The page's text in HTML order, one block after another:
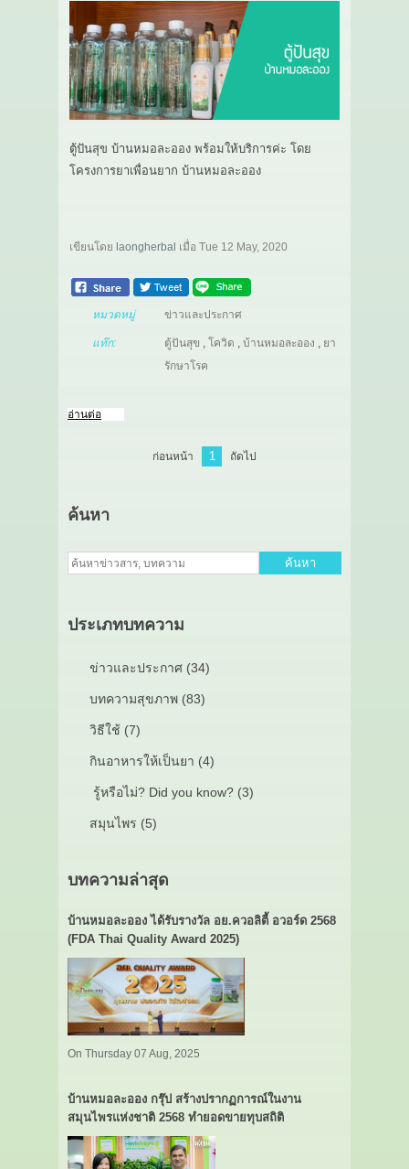
ตู้ปันสุข บ้านหมอละออง พร้อมให้บริการค่ะ โดย
โครงการยาเพื่อนยาก บ้านหมอละออง
เขียนโดย laongherbal เมื่อ Tue 12 May, 2020
หมวดหมู่ ข่าวและประกาศ
แท๊ก: ตู้ปันสุข โควิด บ้านหมอละออง
ยา
รักษาโรค
อ่านต่อ
ก่อนหน้า 1 ถัดไป
ค้นหา
ค้นหา
ประเภทบทความ
ข่าวและประกาศ (34)
บทความสุขภาพ (83)
วิธีใช้ (7)
กินอาหารให้เป็นยา (4)
รู้หรือไม่? Did you know? (3)
สมุนไพร (5)
บทความล่าสุด
บ้านหมอละออง ได้รับรางวัล อย.ควอลิตี้ อวอร์ด 2568
(FDA Thai Quality Award 2025)
On Thursday 07 Aug, 2025
บ้านหมอละออง กรุ๊ป สร้างปรากฏการณ์ในงาน
สมุนไพรแห่งชาติ 2568 ทำยอดขายทุบสถิติ